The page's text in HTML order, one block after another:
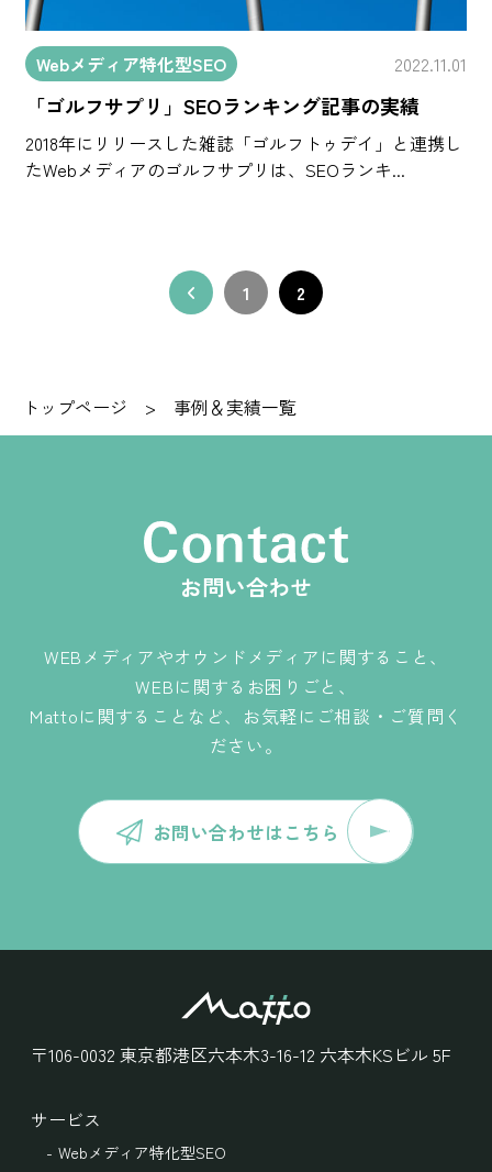
Webメディア特化型SEO 2022.11.01
「ゴルフサプリ」SEOランキング記事の実績
2018年にリリースした雑誌「ゴルフトゥデイ」と連携し
たWebメディアのゴルフサプリは、SEOランキ...
1 2
トップページ > 事例＆実績一覧
お問い合わせ
WEBメディアやオウンドメディアに関すること、
WEBに関するお困りごと、
Mattoに関することなど、お気軽にご相談・ご質問く
ださい。
お問い合わせはこちら
〒106-0032 東京都港区六本木3-16-12 六本木KSビル 5F
サービス
Webメディア特化型SEO